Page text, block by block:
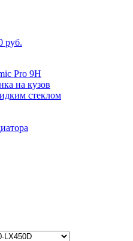
руб.
Pro 9H
на кузов
стеклом